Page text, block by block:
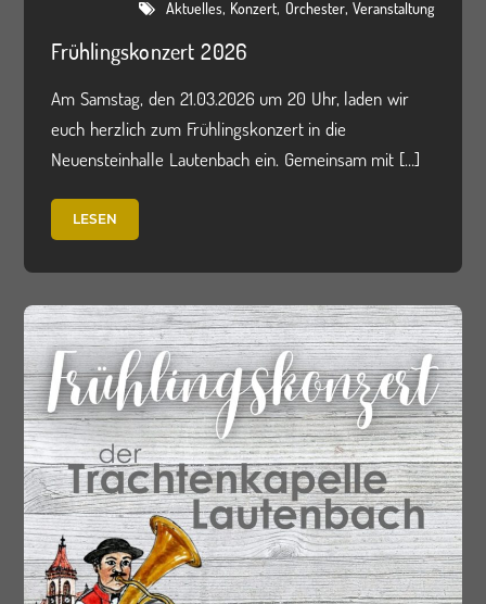
Aktuelles, Konzert, Orchester,Veranstaltung
Frühlingskonzert 2026
Am Samstag, den 21.03.2026 um 20 Uhr, laden wir
euch herzlich zum Frühlingskonzert in die
Neuensteinhalle Lautenbach ein. Gemeinsam mit […]
LESEN